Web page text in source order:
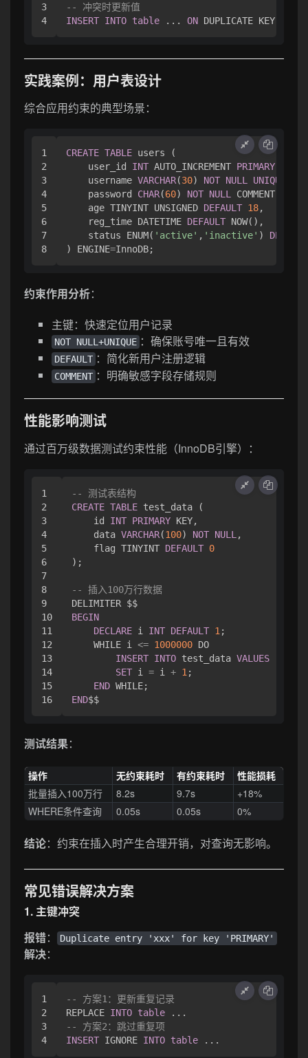
3
-- 冲突时更新值
INSERT INTO table ... ON DUPLICATE KEY
实践案例：用户表设计
综合应用约束的典型场景：
1
2
3
4
5
6
7
CREATE TABLE users (
    user_id
INT AUTO_INCREMENT PRIMARY
    username
VARCHAR(30) NOT NULL UNIQUE
    password
CHAR(60) NOT NULL COMMENT
    age TINYINT UNSIGNED
DEFAULT 18,
    reg_time DATETIME
DEFAULT NOW(),
    status ENUM(
'active' , 'inactive' ) DEFAULT
) ENGINE=
约束作用分析：
主键：快速定位用户记录
NOT NULL+UNIQUE ：确保账号唯一且有效
DEFAULT ：简化新用户注册逻辑
COMMENT ：明确敏感字段存储规则
性能影响测试
通过百万级数据测试约束性能（InnoDB引擎）：
1
2
3
4
5
6
7
8
9
10
11
12
13
14
15
-- 测试表结构
CREATE TABLE test_data (
    id
INT PRIMARY KEY,
    data
VARCHAR(100) NOT NULL ,
    flag TINYINT
DEFAULT 0
);
-- 插入100万行数据
BEGIN
DECLARE i INT DEFAULT 1 ;
    WHILE i
<= 1000000 DO
INSERT INTO test_data VALUES
SET i = i + 1 ;
END
END
测试结果：
操作 无约束耗时 有约束耗时
性能损耗
批量插入100万行
8.2s 9.7s
+18%
WHERE条件查询
0.05s 0.05s 0%
结论：约束在插入时产生合理开销，对查询无影响。
常见错误解决方案
1. 主键冲突
报错： Duplicate entry 'xxx' for key 'PRIMARY'
解决：
1
2
3
-- 方案1：更新重复记录
REPLACE INTO table
-- 方案2：跳过重复项
INSERT IGNORE INTO table